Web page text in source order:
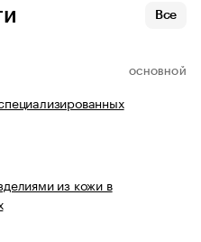
Все
ОСНОВНОЙ
из кожи в